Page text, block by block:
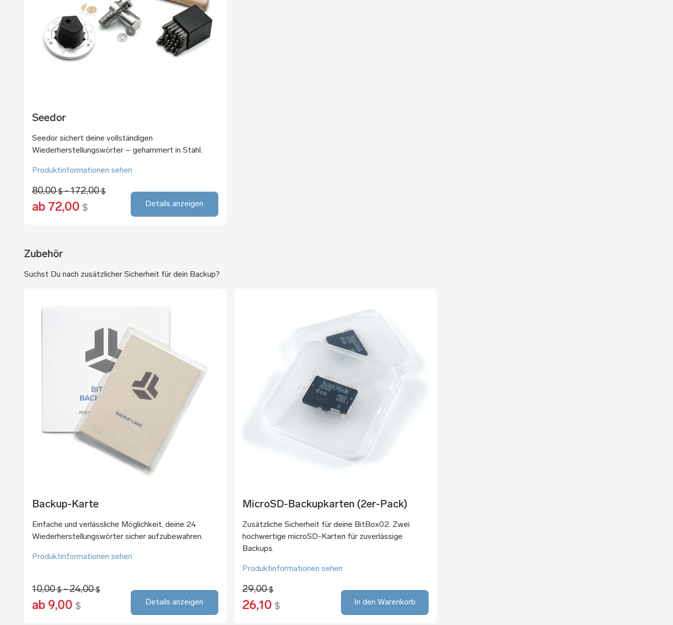
Seedor
Seedor sichert deine vollständigen
Wiederherstellungswörter – gehammert in Stahl.
Produktinformationen sehen
80,00$- 172,00$
ab 72,00 $ Details anzeigen
Zubehör
Suchst Du nach zusätzlicher Sicherheit für dein Backup?
Backup-Karte
Einfache und verlässliche Möglichkeit, deine 24
Wiederherstellungswörter sicher aufzubewahren.
Produktinformationen sehen
10,00$- 24,00$
ab 9,00 $ Details anzeigen
MicroSD-Backupkarten (2er-Pack)
Zusätzliche Sicherheit für deine BitBox02. Zwei
hochwertige microSD-Karten für zuverlässige
Backups.
Produktinformationen sehen
29,00$
26,10 $ In den Warenkorb